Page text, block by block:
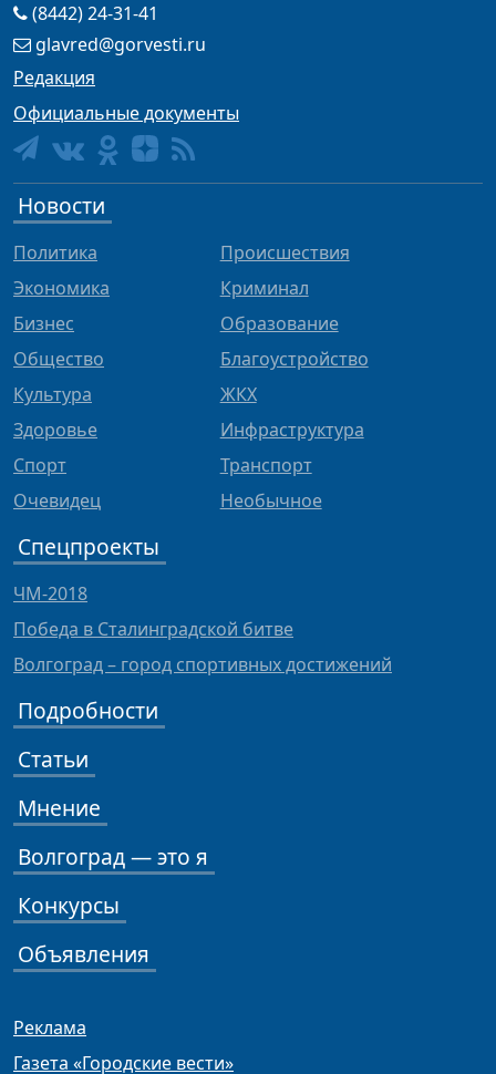
(8442) 24-31-41
glavred@gorvesti.ru
Редакция
Официальные документы
Новости
Политика
Экономика
Бизнес
Общество
Культура
Здоровье
Спорт
Очевидец
Происшествия
Криминал
Образование
Благоустройство
ЖКХ
Инфраструктура
Транспорт
Необычное
Спецпроекты
ЧМ-2018
Победа в Сталинградской битве
Волгоград – город спортивных достижений
Подробности
Статьи
Мнение
Волгоград — это я
Конкурсы
Объявления
Реклама
Газета «Городские вести»